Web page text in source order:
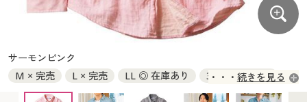
大きいサイズ メンズ
大きいサイズ 事務・制服
カタログ・チラシからのご注文
デジタルカタログ
大きいサイズ 事務・制服
カタログ・チラシからのご注文
カタログ無料プレゼント
サーモンピンク
M × 完売
L × 完売 LL ◎ 在庫あり
3L ◎ 在庫あり
5L ○ 在庫わずか
続きを見る